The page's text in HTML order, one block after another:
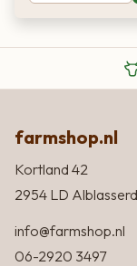
farmshop.nl
Kortland 42
2954 LD
info@farmshop.nl
06-2920 3497